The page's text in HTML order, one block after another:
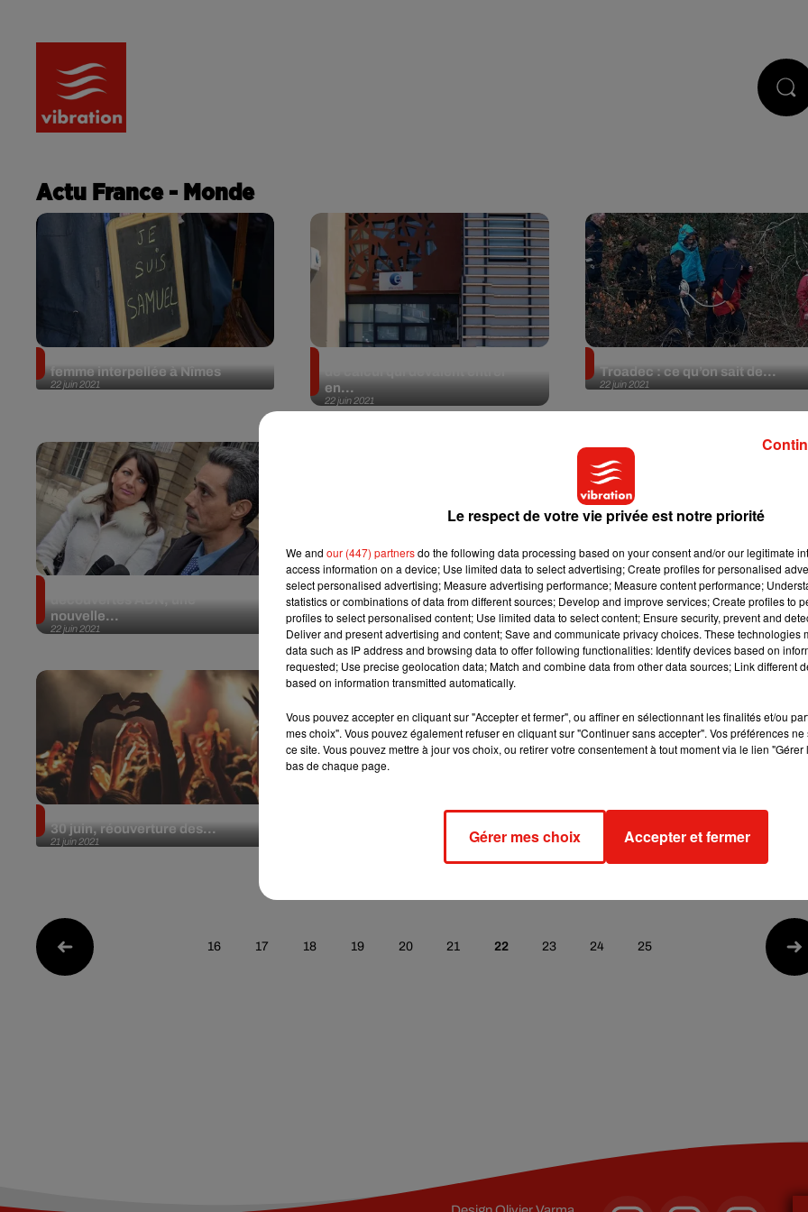
Actu France - Monde
22 juin 2021
femme interpellée à Nîmes
22 juin 2021
en...
22 juin 2021
Troadec : ce qu’on sait de...
22 juin 2021
nouvelle...
22 juin 2021
Le "gifleur" d'Emmanuel Macron
fait appel
22 juin 2021
#PhilouDay : un dernier
hommage à Philousports ce
mardi, jour de...
21 juin 2021
30 juin, réouverture des...
Des cris de singe pendant
Hongrie-France ? L’UEFA ouvre
21 juin 2021
Grand oral 2021 : c’est quoi
cette épreuve inédite ?
16 17 18 19 20 21 22 23 24 25
Le respect de votre vie privée est notre priorité
We and our (447) partnersdo the following data processing based on your consent and/or our legitimate
access information on a device; Use limited data to select advertising; Create profiles for personalised
select personalised advertising; Measure advertising performance; Measure content performance;
statistics or combinations of data from different sources; Develop and improve services; Create profiles to
profiles to select personalised content; Use limited data to select content; Ensure security, prevent and
Deliver and present advertising and content; Save and communicate privacy choices. These technologies
data such as IP address and browsing data to offer following functionalities: Identify devices based on
requested; Use precise geolocation data; Match and combine data from other data sources; Link different
based on information transmitted automatically.
Vous pouvez accepter en cliquant sur "Accepter et fermer", ou affiner en sélectionnant les finalités et/ou
mes choix". Vous pouvez également refuser en cliquant sur "Continuer sans accepter". Vos préférences
ce site. Vous pouvez mettre à jour vos choix, ou retirer votre consentement à tout moment via le lien
bas de chaque page.
Gérer mes choix Accepter et fermer